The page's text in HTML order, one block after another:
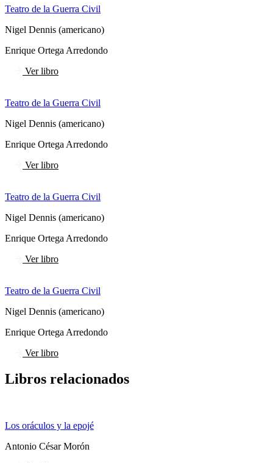
Teatro de la Guerra Civil
Nigel Dennis (americano)
Enrique Ortega Arredondo
Ver libro
Teatro de la Guerra Civil
Nigel Dennis (americano)
Enrique Ortega Arredondo
Ver libro
Teatro de la Guerra Civil
Nigel Dennis (americano)
Enrique Ortega Arredondo
Ver libro
Teatro de la Guerra Civil
Nigel Dennis (americano)
Enrique Ortega Arredondo
Ver libro
Libros relacionados
Los oráculos y la epojé
Antonio César Morón